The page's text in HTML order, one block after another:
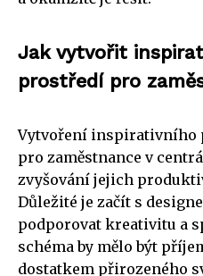
Jak vytvořit
prostředí pro
Vytvoření inspirativního
pro zaměstnance v
zvyšování jejich
Důležité je začít s
podporovat kreativitu a
schéma by mělo být
dostatkem přirozeného